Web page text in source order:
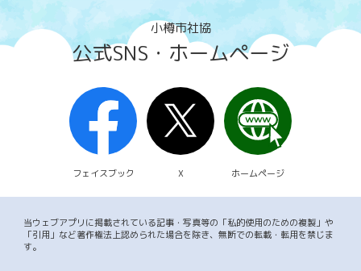
小樽市社協
公式SNS・ホームページ
フェイスブック X ホームページ
当ウェブアプリに掲載されている記事・写真等の「私的使用のための複製」や
「引用」など著作権法上認められた場合を除き、無断での転載・転用を禁じま
す。